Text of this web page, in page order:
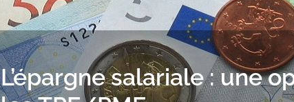
L’épargne salariale : une